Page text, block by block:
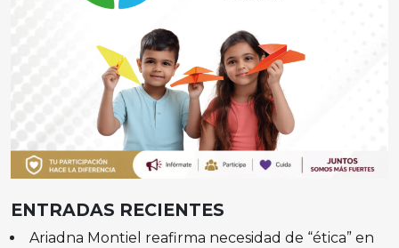
ENTRADAS RECIENTES
Ariadna Montiel reafirma necesidad de “ética” en